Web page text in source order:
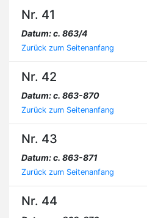
Nr. 41
Datum: c. 863/4
Zurück zum Seitenanfang
Nr. 42
Datum: c. 863-870
Zurück zum Seitenanfang
Nr. 43
Datum: c. 863-871
Zurück zum Seitenanfang
Nr. 44